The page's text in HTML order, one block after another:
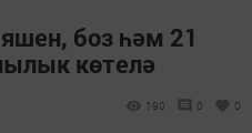
боз һәм 21
көтелә
190 0 0